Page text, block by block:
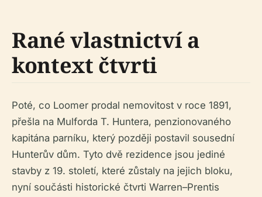
Rané vlastnictví a
kontext čtvrti
Poté, co Loomer prodal nemovitost v roce 1891,
přešla na Mulforda T. Huntera, penzionovaného
kapitána parníku, který později postavil sousední
Hunterův dům. Tyto dvě rezidence jsou jediné
stavby z 19. století, které zůstaly na jejich bloku,
nyní součásti historické čtvrti Warren–Prentis